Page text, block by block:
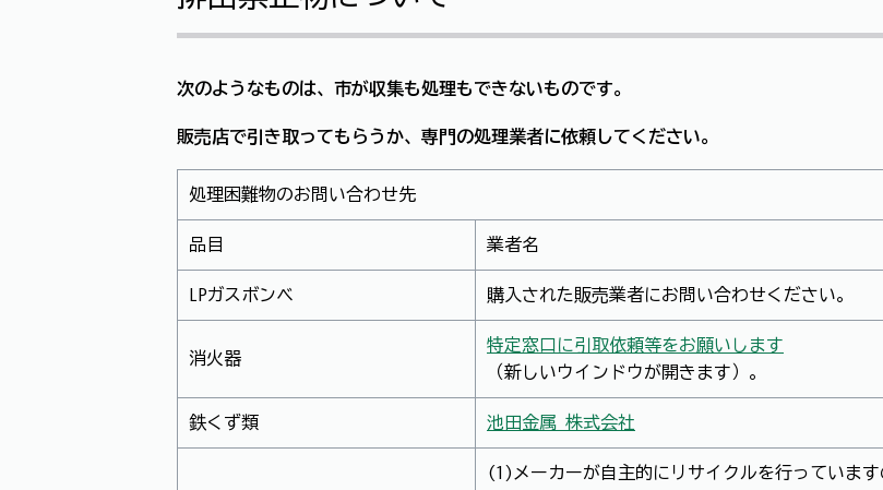
次のようなものは、市が収集も処理もできないものです。
販売店で引き取ってもらうか、専門の処理業者に依頼してください。
処理困難物のお問い合わせ先
品目 業者名
LPガスボンベ 購入された販売業者にお問い合わせください。
消火器
特定窓口に引取依頼等をお願いします
（新しいウインドウが開きます）。
鉄くず類 池田金属 株式会社
(1)メーカーが自主的にリサイクルを行っています